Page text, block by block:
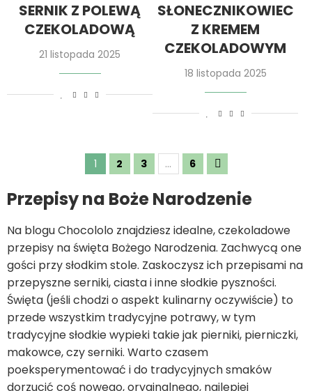
SERNIK Z POLEWĄ
CZEKOLADOWĄ
21 listopada 2025
SŁONECZNIKOWIEC
Z KREMEM
CZEKOLADOWYM
18 listopada 2025
1 2 3 … 6
Przepisy na Boże Narodzenie
Na blogu Chocololo znajdziesz idealne, czekoladowe
przepisy na święta Bożego Narodzenia. Zachwycą one
gości przy słodkim stole. Zaskoczysz ich przepisami na
przepyszne serniki, ciasta i inne słodkie pyszności.
Święta (jeśli chodzi o aspekt kulinarny oczywiście) to
przede wszystkim tradycyjne potrawy, w tym
tradycyjne słodkie wypieki takie jak pierniki, pierniczki,
makowce, czy serniki. Warto czasem
poeksperymentować i do tradycyjnych smaków
dorzucić coś nowego, oryginalnego, najlepiej